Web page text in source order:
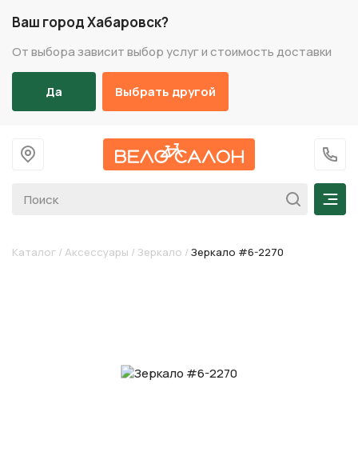
Ваш город Хабаровск?
От выбора зависит выбор услуг и стоимость доставки
Да Выбрать другой
На главную
+7
Каталог / Аксессуары / Зеркало / Зеркало #6-2270